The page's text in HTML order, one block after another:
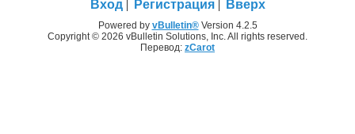
Вход Регистрация Вверх
Powered by vBulletin®Version 4.2.5
Copyright © 2026 vBulletin Solutions, Inc. All rights reserved.
Перевод: zCarot